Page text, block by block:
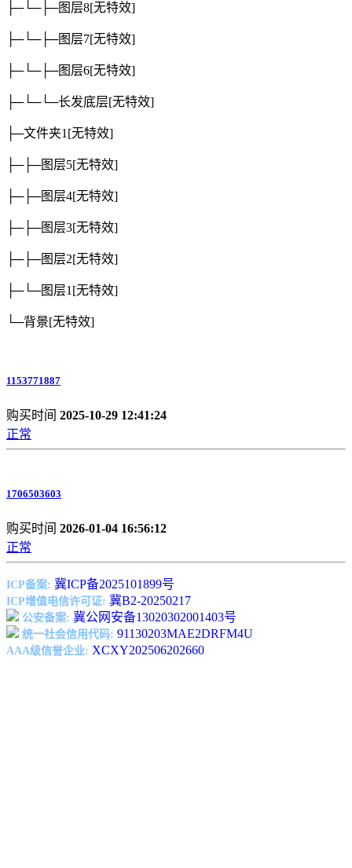
├─└─├─图层8[无特效]
├─└─├─图层7[无特效]
├─└─├─图层6[无特效]
├─└─└─长发底层[无特效]
├─文件夹1[无特效]
├─├─图层5[无特效]
├─├─图层4[无特效]
├─├─图层3[无特效]
├─├─图层2[无特效]
├─└─图层1[无特效]
└─背景[无特效]
1153771887
购买时间 2025-10-29 12:41:24
正常
1706503603
购买时间 2026-01-04 16:56:12
正常
ICP备案: 冀ICP备2025101899号
ICP增值电信许可证: 冀B2-20250217
公安备案: 冀公网安备13020302001403号
统一社会信用代码: 91130203MAE2DRFM4U
AAA级信誉企业: XCXY202506202660